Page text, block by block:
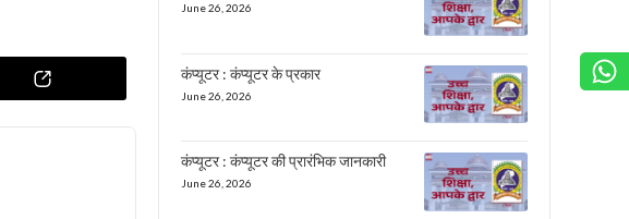
June 26, 2026
कंप्यूटर : कंप्यूटर के प्रकार
June 26, 2026
कंप्यूटर : कंप्यूटर की प्रारंभिक जानकारी
June 26, 2026